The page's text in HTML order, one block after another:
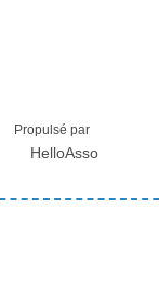
Propulsé par
HelloAsso